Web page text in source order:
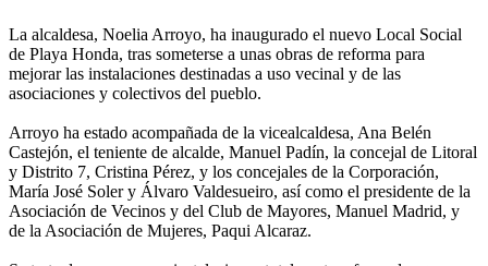
La alcaldesa, Noelia Arroyo, ha inaugurado el nuevo Local Social
de Playa Honda, tras someterse a unas obras de reforma para
mejorar las instalaciones destinadas a uso vecinal y de las
asociaciones y colectivos del pueblo.
Arroyo ha estado acompañada de la vicealcaldesa, Ana Belén
Castejón, el teniente de alcalde, Manuel Padín, la concejal de Litoral
y Distrito 7, Cristina Pérez, y los concejales de la Corporación,
María José Soler y Álvaro Valdesueiro, así como el presidente de la
Asociación de Vecinos y del Club de Mayores, Manuel Madrid, y
de la Asociación de Mujeres, Paqui Alcaraz.